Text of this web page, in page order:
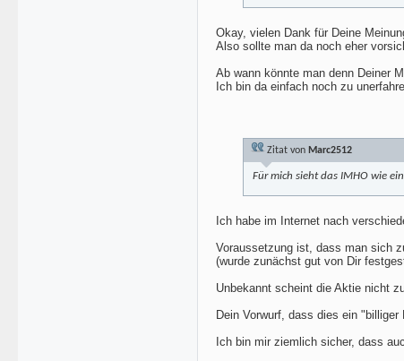
Okay, vielen Dank für Deine
Also sollte man da noch eher
Ab wann könnte man denn Deiner
Ich bin da einfach noch zu
Zitat von Marc2512
Für mich sieht das IMHO wie
Ich habe im Internet nach
Voraussetzung ist, dass man sich
(wurde zunächst gut von Dir
Unbekannt scheint die Aktie nicht
Dein Vorwurf, dass dies ein
Ich bin mir ziemlich sicher, dass